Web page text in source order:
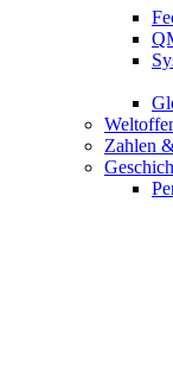
Zahlen